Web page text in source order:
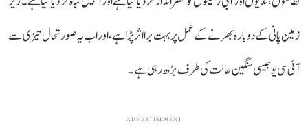
زمین پانی کے دوبارہ بھرنے کے عمل پر بہت برا اثر پڑا ہے، اور اب یہ صورتحال تیزی سے
آئی سی یو جیسی سنگین حالت کی طرف بڑھ رہی ہے۔
ADVERTISEMENT